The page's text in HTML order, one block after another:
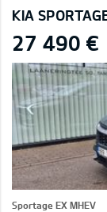
KIA
27 490 €
Sportage EX MHEV